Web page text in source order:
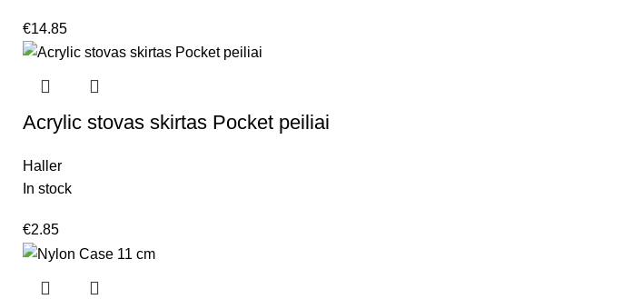
€14.85
Acrylic stovas skirtas Pocket peiliai
Haller
In stock
€2.85